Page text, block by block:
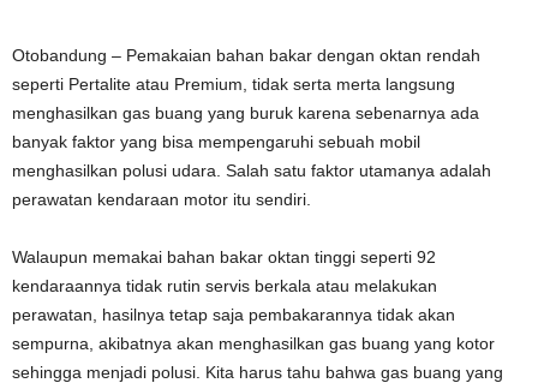
Otobandung – Pemakaian bahan bakar dengan oktan rendah
seperti Pertalite atau Premium, tidak serta merta langsung
menghasilkan gas buang yang buruk karena sebenarnya ada
banyak faktor yang bisa mempengaruhi sebuah mobil
menghasilkan polusi udara. Salah satu faktor utamanya adalah
perawatan kendaraan motor itu sendiri.
Walaupun memakai bahan bakar oktan tinggi seperti 92
kendaraannya tidak rutin servis berkala atau melakukan
perawatan, hasilnya tetap saja pembakarannya tidak akan
sempurna, akibatnya akan menghasilkan gas buang yang kotor
sehingga menjadi polusi. Kita harus tahu bahwa gas buang yang